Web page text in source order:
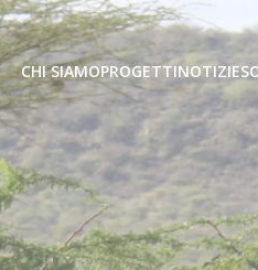
CHI SIAMOPROGETTINOTIZIE